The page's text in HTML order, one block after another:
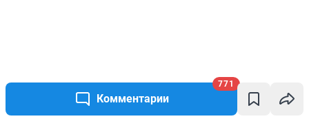
Комментарии
771